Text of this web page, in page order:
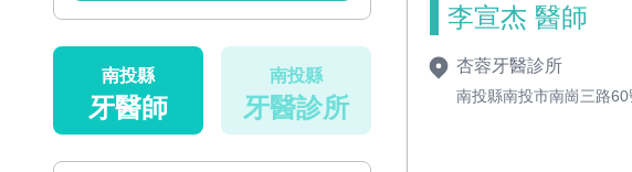
南投縣
牙醫師
南投縣
牙醫診所
李宣杰 醫師
杏蓉牙醫診所
南投縣南投市南崗三路60